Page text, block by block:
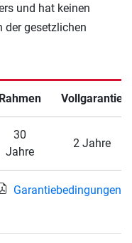
und hat keinen
der gesetzlichen
Rahmen Vollgarantie
30
Jahre
2 Jahre
Garantiebedingungen